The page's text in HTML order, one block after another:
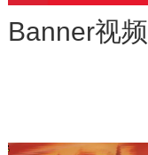
ISO 14001英文
Banner视频